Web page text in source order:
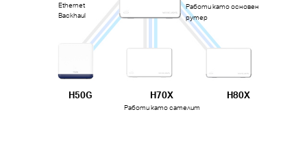
Работи като основен
рутер
H70X
Работи като сателит
H80X
H50G
Ethernet
Backhaul